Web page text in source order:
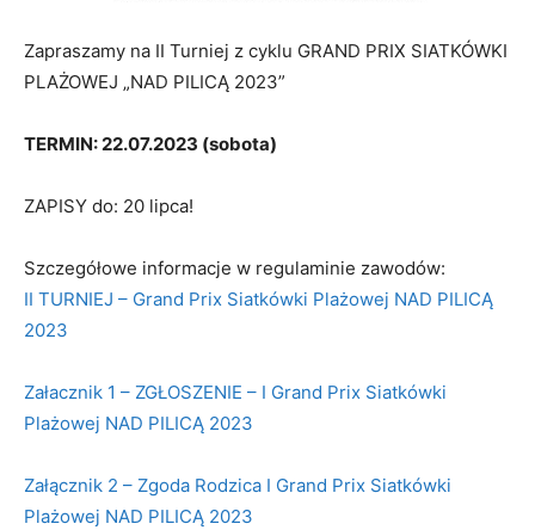
Zapraszamy na II Turniej z cyklu GRAND PRIX SIATKÓWKI
PLAŻOWEJ „NAD PILICĄ 2023”
TERMIN: 22.07.2023 (sobota)
ZAPISY do: 20 lipca!
Szczegółowe informacje w regulaminie zawodów:
II TURNIEJ – Grand Prix Siatkówki Plażowej NAD PILICĄ
2023
Załacznik 1 – ZGŁOSZENIE – I Grand Prix Siatkówki
Plażowej NAD PILICĄ 2023
Załącznik 2 – Zgoda Rodzica I Grand Prix Siatkówki
Plażowej NAD PILICĄ 2023